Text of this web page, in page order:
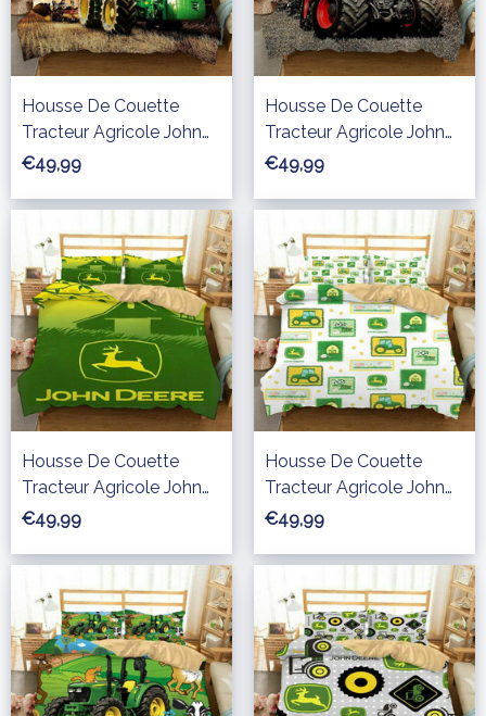
Housse De Couette
Tracteur Agricole John
Deere 06 Parure de lit
€49,99
Housse De Couette
Tracteur Agricole John
Deere 01 Parure de lit
€49,99
Housse De Couette
Tracteur Agricole John
Deere 08 Parure de lit
€49,99
Housse De Couette
Tracteur Agricole John
Deere 03 Parure de lit
€49,99